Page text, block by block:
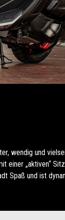
wendig und
einer „aktiven“
Spaß und ist